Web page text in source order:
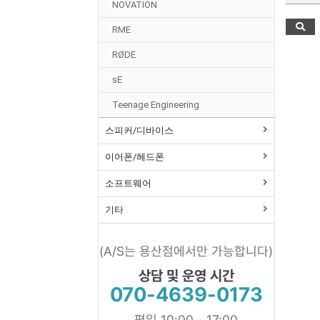
NOVATION
RME
RØDE
sE
Teenage Engineering
스피커/디바이스
이어폰/헤드폰
소프트웨어
기타
(A/S는 용산점에서만 가능합니다)
상담 및 운영 시간
070-4639-0173